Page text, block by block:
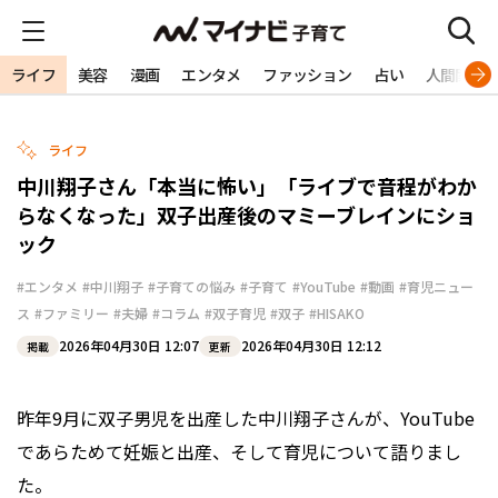
ライフ 美容 漫画 エンタメ ファッション 占い 人間関係
ライフ
中川翔子さん「本当に怖い」「ライブで音程がわか
らなくなった」双子出産後のマミーブレインにショ
ック
#エンタメ #中川翔子 #子育ての悩み #子育て #YouTube #動画 #育児ニュー
ス #ファミリー #夫婦 #コラム #双子育児 #双子 #HISAKO
掲載 2026年04月30日 12:07 更新 2026年04月30日 12:12
昨年9月に双子男児を出産した中川翔子さんが、YouTube
であらためて妊娠と出産、そして育児について語りまし
た。